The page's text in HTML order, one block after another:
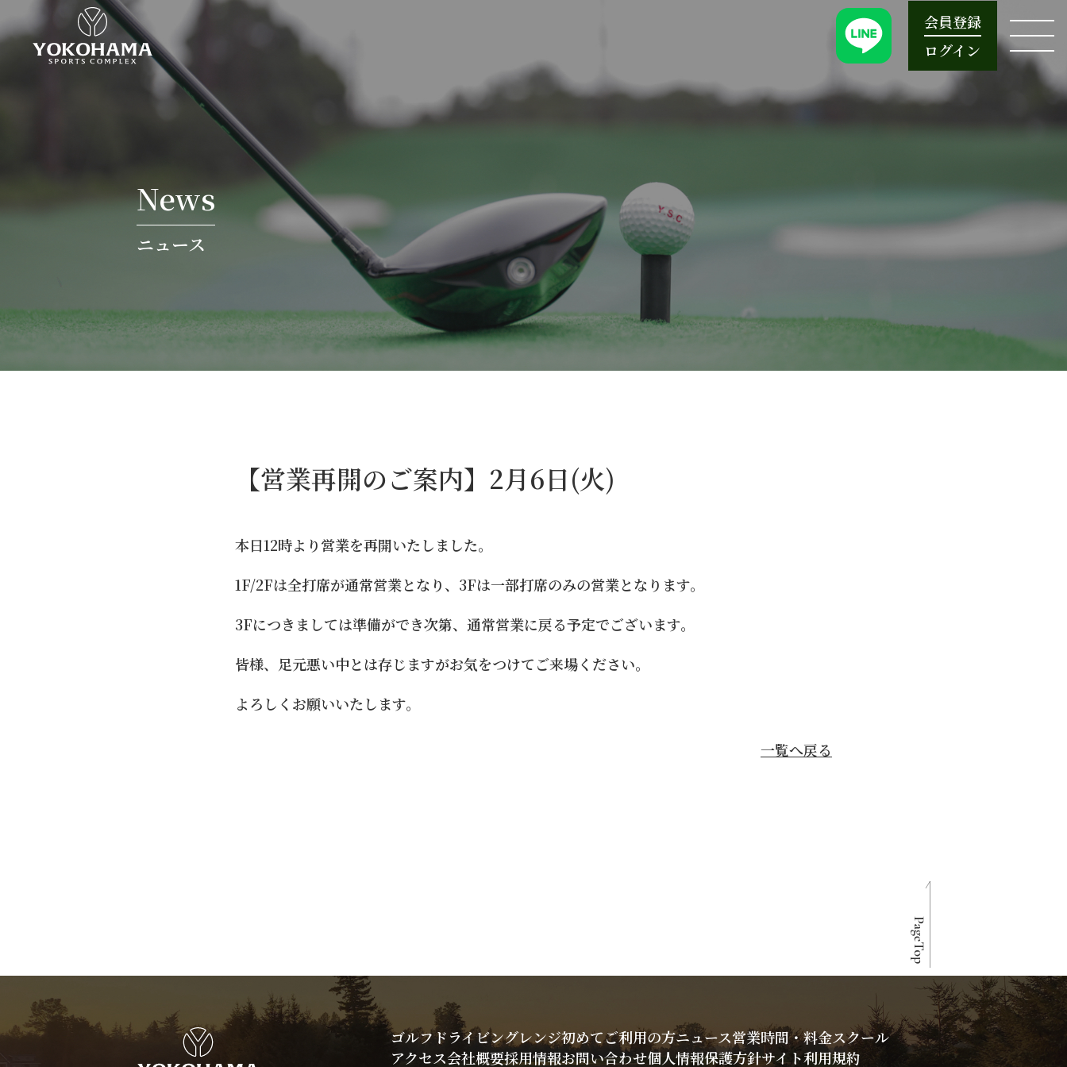
会員登録
ログイン
News
ニュース
【営業再開のご案内】2月6日(火)
本日12時より営業を再開いたしました。
1F/2Fは全打席が通常営業となり、3Fは一部打席のみの営業となります。
3Fにつきましては準備ができ次第、通常営業に戻る予定でございます。
皆様、足元悪い中とは存じますがお気をつけてご来場ください。
よろしくお願いいたします。
一覧へ戻る
ゴルフドライビングレンジ初めてご利用の方ニュース営業時間・料金スクール
アクセス会社概要採用情報お問い合わせ個人情報保護方針サイト利用規約